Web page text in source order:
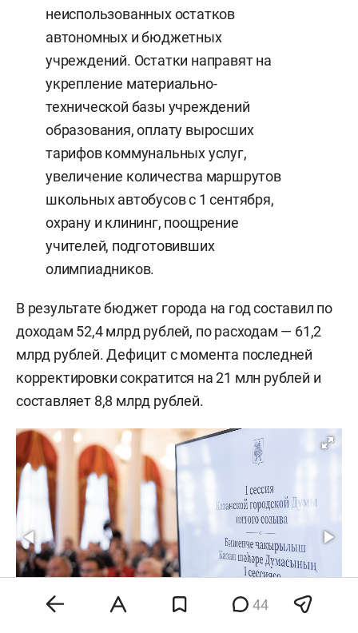
неиспользованных остатков
автономных и бюджетных
учреждений. Остатки направят на
укрепление материально-
технической базы учреждений
образования, оплату выросших
тарифов коммунальных услуг,
увеличение количества маршрутов
школьных автобусов с 1 сентября,
охрану и клининг, поощрение
учителей, подготовивших
олимпиадников.
В результате бюджет города на год составил по
доходам 52,4 млрд рублей, по расходам — 61,2
млрд рублей. Дефицит с момента последней
корректировки сократится на 21 млн рублей и
составляет 8,8 млрд рублей.
44